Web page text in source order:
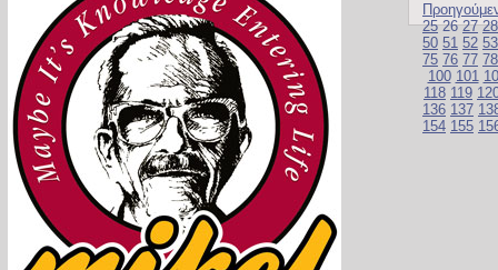
252627 28
50 51 52 53
75 76 77 78
100 101
118 119
136 137
154 155